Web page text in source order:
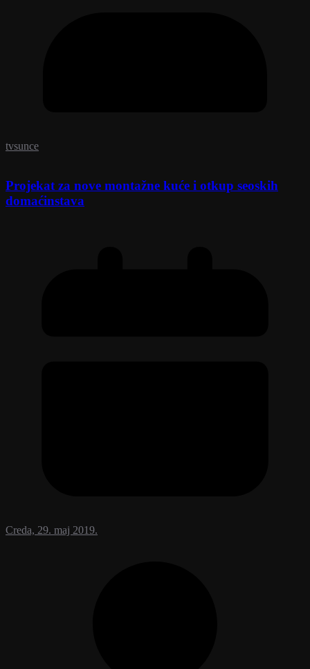
tvsunce
Projekat za nove montažne kuće i otkup seoskih
domaćinstava
Creda, 29. maj 2019.